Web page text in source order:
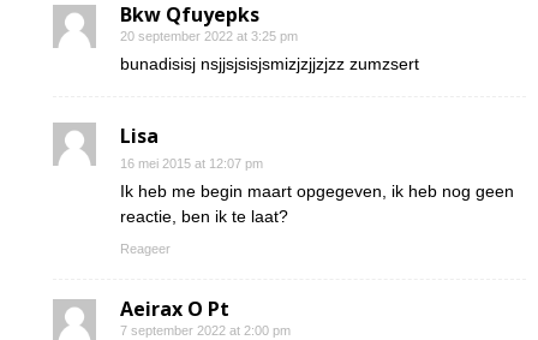
Bkw Qfuyepks
20 september 2022 at 3:25 pm
bunadisisj nsjjsjsisjsmizjzjjzjzz zumzsert
Lisa
16 mei 2015 at 12:07 pm
Ik heb me begin maart opgegeven, ik heb nog geen
reactie, ben ik te laat?
Reageer
Aeirax O Pt
7 september 2022 at 2:00 pm